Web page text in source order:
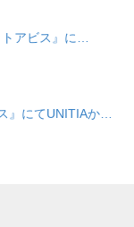
アビス』に…
』にてUNITIAか…